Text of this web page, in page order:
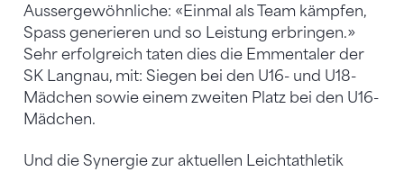
Aussergewöhnliche: «Einmal als Team kämpfen,
Spass generieren und so Leistung erbringen.»
Sehr erfolgreich taten dies die Emmentaler der
SK Langnau, mit: Siegen bei den U16- und U18-
Mädchen sowie einem zweiten Platz bei den U16-
Mädchen.
Und die Synergie zur aktuellen Leichtathletik